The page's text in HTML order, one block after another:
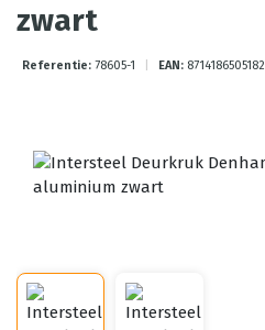
zwart
Referentie: 78605-1 EAN: 8714186505182